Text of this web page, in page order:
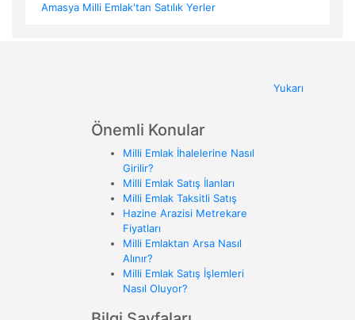
Amasya Milli Emlak'tan Satılık Yerler
Yukarı
Önemli Konular
Milli Emlak İhalelerine Nasıl
Girilir?
Milli Emlak Satış İlanları
Milli Emlak Taksitli Satış
Hazine Arazisi Metrekare
Fiyatları
Milli Emlaktan Arsa Nasıl
Alınır?
Milli Emlak Satış İşlemleri
Nasıl Oluyor?